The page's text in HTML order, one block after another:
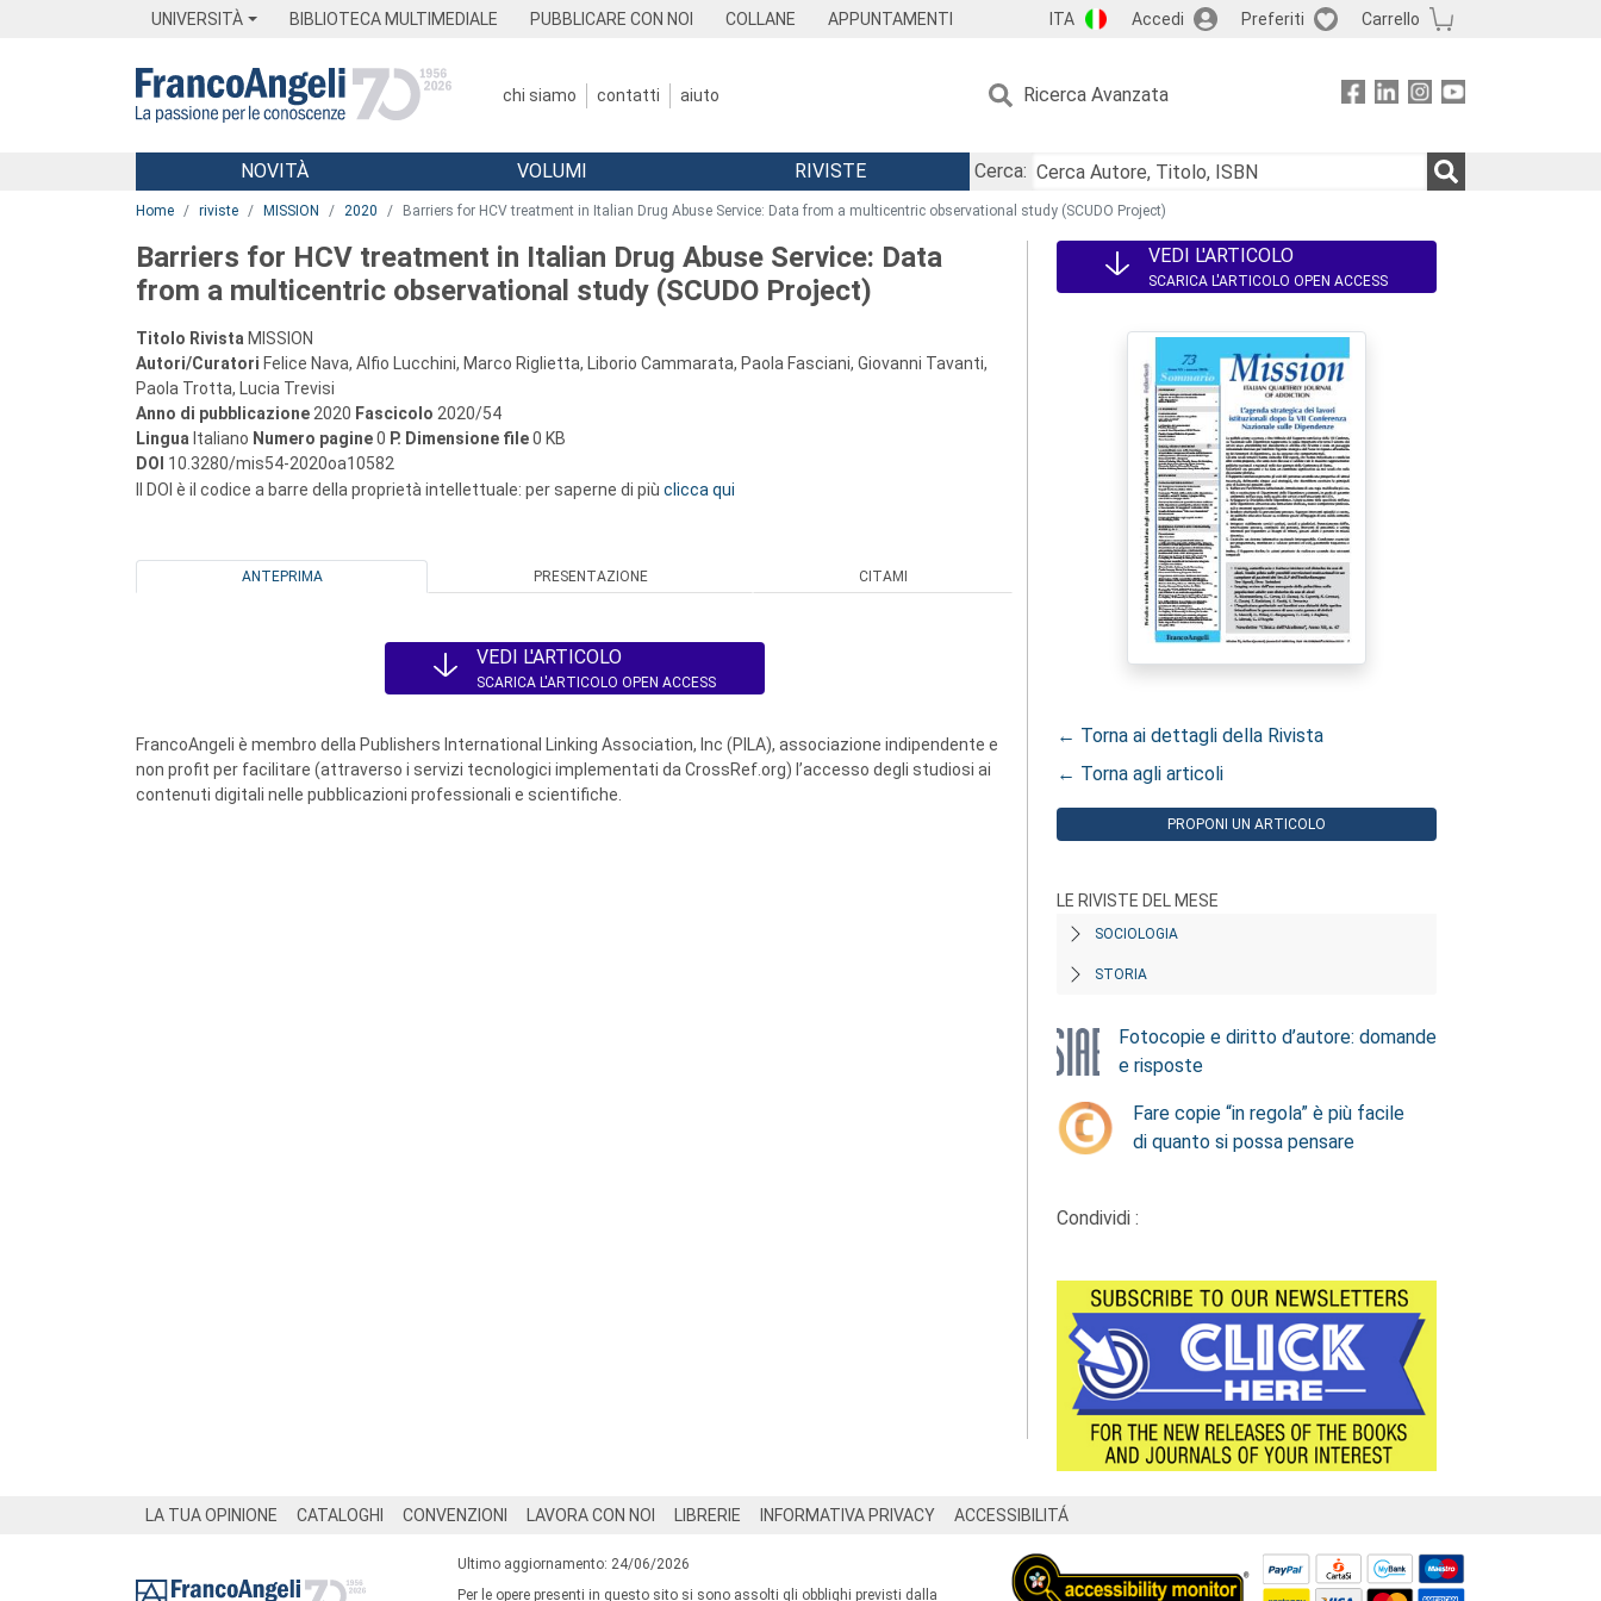
UNIVERSITÀ BIBLIOTECA MULTIMEDIALE PUBBLICARE CON NOI COLLANE APPUNTAMENTI ITA Accedi Preferiti Carrello
chi siamo contatti aiuto Ricerca Avanzata
Menu
NOVITÀ VOLUMI RIVISTE
Cerca:
Home riviste MISSION 2020 Barriers for HCV treatment in Italian Drug Abuse Service: Data from a multicentric observational study (SCUDO Project)
Barriers for HCV treatment in Italian Drug Abuse Service: Data
from a multicentric observational study (SCUDO Project)
Titolo Rivista MISSION
Autori/Curatori Felice Nava, Alfio Lucchini, Marco Riglietta, Liborio Cammarata, Paola Fasciani, Giovanni Tavanti,
Paola Trotta, Lucia Trevisi
Anno di pubblicazione 2020 Fascicolo 2020/54
Lingua Italiano Numero pagine0 P. Dimensione file0 KB
DOI 10.3280/mis54-2020oa10582
Il DOI è il codice a barre della proprietà intellettuale: per saperne di più clicca qui
ANTEPRIMA PRESENTAZIONE CITAMI
VEDI L'ARTICOLO
SCARICA L'ARTICOLO OPEN ACCESS
FrancoAngeli è membro della Publishers International Linking Association, Inc (PILA), associazione indipendente e
non profit per facilitare (attraverso i servizi tecnologici implementati da CrossRef.org) l’accesso degli studiosi ai
contenuti digitali nelle pubblicazioni professionali e scientifiche.
VEDI L'ARTICOLO
SCARICA L'ARTICOLO OPEN ACCESS
← Torna ai dettagli della Rivista
← Torna agli articoli
PROPONI UN ARTICOLO
LE RIVISTE DEL MESE
SOCIOLOGIA
STORIA
Fotocopie e diritto d’autore: domande
e risposte
Fare copie “in regola” è più facile
di quanto si possa pensare
Condividi :
LA TUA OPINIONE CATALOGHI CONVENZIONI LAVORA CON NOI LIBRERIE INFORMATIVA PRIVACY ACCESSIBILITÁ
Ultimo aggiornamento: 24/06/2026
Per le opere presenti in questo sito si sono assolti gli obblighi previsti dalla